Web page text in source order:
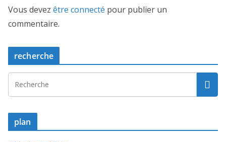
Vous devez être connecté pour publier un
commentaire.
recherche
plan